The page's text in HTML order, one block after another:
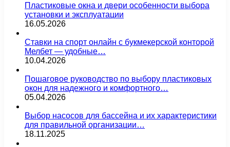
Пластиковые окна и двери особенности выбора
установки и эксплуатации
16.05.2026
Ставки на спорт онлайн с букмекерской конторой
Мелбет — удобные…
10.04.2026
Пошаговое руководство по выбору пластиковых
окон для надежного и комфортного…
05.04.2026
Выбор насосов для бассейна и их характеристики
для правильной организации…
18.11.2025